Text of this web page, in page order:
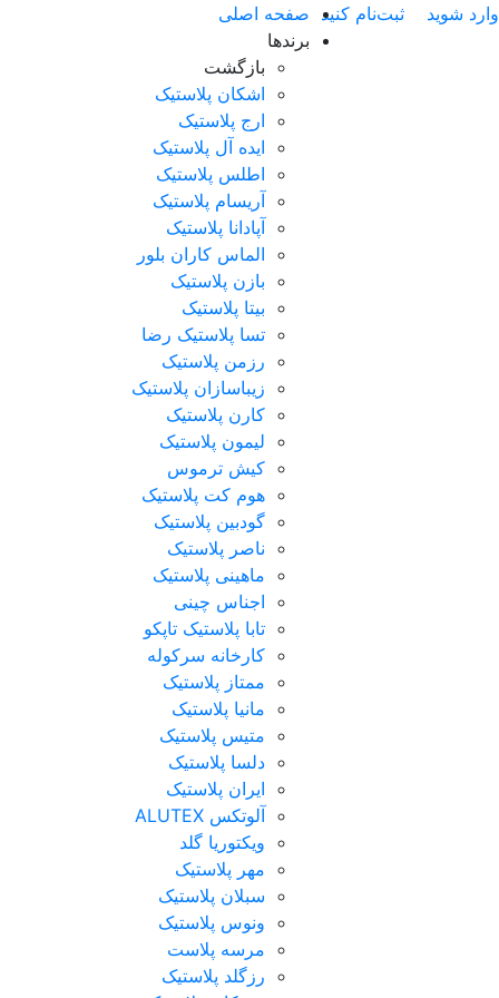
شوید ثبت‌نام کنید صفحه اصلی
برندها
بازگشت
اشکان پلاستیک
ارج پلاستیک
ایده آل پلاستیک
اطلس پلاستیک
آریسام پلاستیک
آپادانا پلاستیک
الماس کاران بلور
بازن پلاستیک
بیتا پلاستیک
تسا پلاستیک رضا
رزمن پلاستیک
زیباسازان پلاستیک
کارن پلاستیک
لیمون پلاستیک
کیش ترموس
هوم کت پلاستیک
گودبین پلاستیک
ناصر پلاستیک
ماهینی پلاستیک
اجناس چینی
تابا پلاستیک تاپکو
کارخانه سرکوله
ممتاز پلاستیک
مانیا پلاستیک
متیس پلاستیک
دلسا پلاستیک
ایران پلاستیک
آلوتکس ALUTEX
ویکتوریا گلد
مهر پلاستیک
سبلان پلاستیک
ونوس پلاستیک
مرسه پلاست
رزگلد پلاستیک